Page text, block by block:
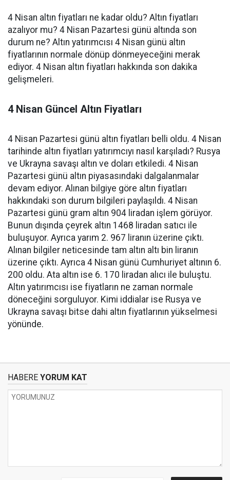
4 Nisan altın fiyatları ne kadar oldu? Altın fiyatları
azalıyor mu? 4 Nisan Pazartesi günü altında son
durum ne? Altın yatırımcısı 4 Nisan günü altın
fiyatlarının normale dönüp dönmeyeceğini merak
ediyor. 4 Nisan altın fiyatları hakkında son dakika
gelişmeleri.
4 Nisan Güncel Altın Fiyatları
4 Nisan Pazartesi günü altın fiyatları belli oldu. 4 Nisan
tarihinde altın fiyatları yatırımcıyı nasıl karşıladı? Rusya
ve Ukrayna savaşı altın ve doları etkiledi. 4 Nisan
Pazartesi günü altın piyasasındaki dalgalanmalar
devam ediyor. Alınan bilgiye göre altın fiyatları
hakkındaki son durum bilgileri paylaşıldı. 4 Nisan
Pazartesi günü gram altın 904 liradan işlem görüyor.
Bunun dışında çeyrek altın 1468 liradan satıcı ile
buluşuyor. Ayrıca yarım 2. 967 liranın üzerine çıktı.
Alınan bilgiler neticesinde tam altın altı bin liranın
üzerine çıktı. Ayrıca 4 Nisan günü Cumhuriyet altının 6.
200 oldu. Ata altın ise 6. 170 liradan alıcı ile buluştu.
Altın yatırımcısı ise fiyatların ne zaman normale
döneceğini sorguluyor. Kimi iddialar ise Rusya ve
Ukrayna savaşı bitse dahi altın fiyatlarının yükselmesi
yönünde.
HABERE YORUM KAT